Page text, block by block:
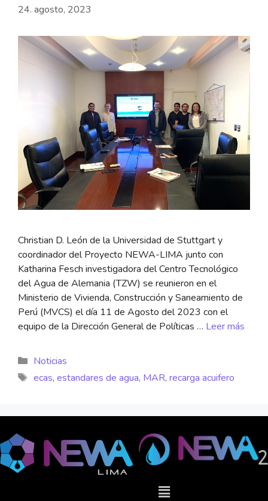
24. agosto, 2023
Christian D. León de la Universidad de Stuttgart y
coordinador del Proyecto NEWA-LIMA junto con
Katharina Fesch investigadora del Centro Tecnológico
del Agua de Alemania (TZW) se reunieron en el
Ministerio de Vivienda, Construcción y Saneamiento de
Perú (MVCS) el día 11 de Agosto del 2023 con el
equipo de la Dirección General de Políticas … Leer más
Noticias
ecas, estandares de agua, MAR, recarga acuifero